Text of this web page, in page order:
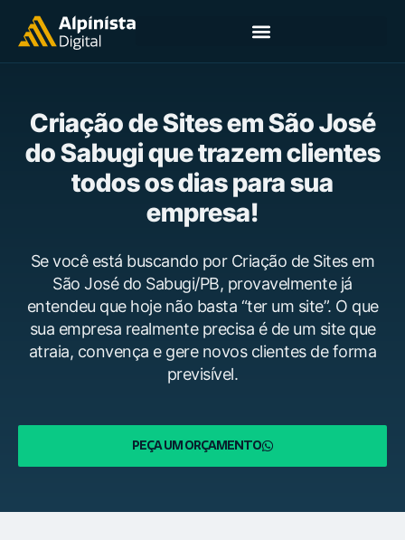
Criação de Sites em São José
do Sabugi que trazem clientes
todos os dias para sua
empresa!
Se você está buscando por Criação de Sites em
São José do Sabugi/PB, provavelmente já
entendeu que hoje não basta “ter um site”. O que
sua empresa realmente precisa é de um site que
atraia, convença e gere novos clientes de forma
previsível.
PEÇA UM ORÇAMENTO